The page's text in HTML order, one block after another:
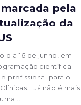
marcada pela
da
dia 16 de junho, em
científica
profissional para o
Já não é mais